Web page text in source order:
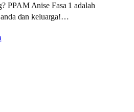
PPAM Anise Fasa 1 adalah
dan keluarga!…